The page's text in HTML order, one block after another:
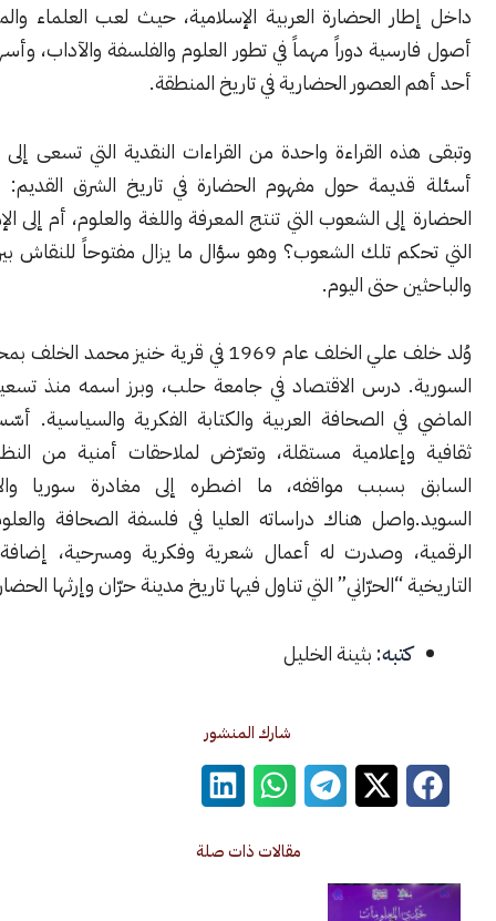
الحضارة العربية الإسلامية، حيث لعب العلماء والمفكرون من
دوراً مهماً في تطور العلوم والفلسفة والآداب، وأسهموا في بناء
الحضارية في تاريخ المنطقة.
القراءة واحدة من القراءات النقدية التي تسعى إلى إعادة طرح
حول مفهوم الحضارة في تاريخ الشرق القديم: هل تُنسب
الشعوب التي تنتج المعرفة واللغة والعلوم، أم إلى الإمبراطوريات
تلك الشعوب؟ وهو سؤال ما يزال مفتوحاً للنقاش بين المؤرخين
حتى اليوم.
وُلد خلف علي الخلف عام 1969 في قرية خنيز محمد الخلف بمحافظة الرقة
درس الاقتصاد في جامعة حلب، وبرز اسمه منذ تسعينيات القرن
الصحافة العربية والكتابة الفكرية والسياسية. أسّس مشاريع
مستقلة، وتعرّض لملاحقات أمنية من النظام السوري
بسبب مواقفه، ما اضطره إلى مغادرة سوريا والاستقرار في
هناك دراساته العليا في فلسفة الصحافة والعلوم الإنسانية
وصدرت له أعمال شعرية وفكرية ومسرحية، إضافة إلى روايته
“الحرّاني” التي تناول فيها تاريخ مدينة حرّان وإرثها الحضاري.
بثينة الخليل
شارك المنشور
مقالات ذات صلة